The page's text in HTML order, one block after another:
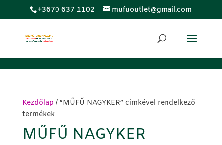
+3670 637 1102 mufuoutlet@gmail.com
Kezdőlap / “MŰFŰ NAGYKER” címkével rendelkező
termékek
MŰFŰ NAGYKER